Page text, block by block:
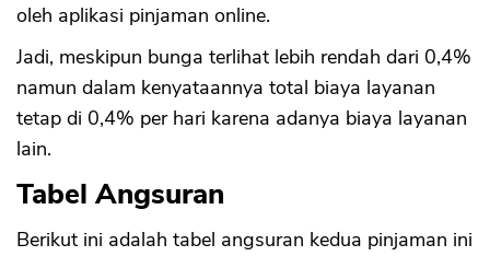
oleh aplikasi pinjaman online.
Jadi, meskipun bunga terlihat lebih rendah dari 0,4%
namun dalam kenyataannya total biaya layanan
tetap di 0,4% per hari karena adanya biaya layanan
lain.
Tabel Angsuran
Berikut ini adalah tabel angsuran kedua pinjaman ini